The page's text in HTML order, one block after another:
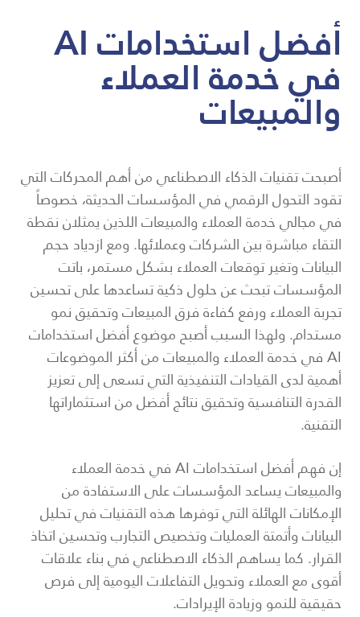
أفضل استخدامات AI
في خدمة العملاء
والمبيعات
أصبحت تقنيات الذكاء الاصطناعي من أهم المحركات التي
تقود التحول الرقمي في المؤسسات الحديثة، خصوصاً
في مجالي خدمة العملاء والمبيعات اللذين يمثلان نقطة
التقاء مباشرة بين الشركات وعملائها. ومع ازدياد حجم
البيانات وتغير توقعات العملاء بشكل مستمر، باتت
المؤسسات تبحث عن حلول ذكية تساعدها على تحسين
تجربة العملاء ورفع كفاءة فرق المبيعات وتحقيق نمو
مستدام. ولهذا السبب أصبح موضوع أفضل استخدامات
AI في خدمة العملاء والمبيعات من أكثر الموضوعات
أهمية لدى القيادات التنفيذية التي تسعى إلى تعزيز
القدرة التنافسية وتحقيق نتائج أفضل من استثماراتها
التقنية.
إن فهم أفضل استخدامات AI في خدمة العملاء
والمبيعات يساعد المؤسسات على الاستفادة من
الإمكانات الهائلة التي توفرها هذه التقنيات في تحليل
البيانات وأتمتة العمليات وتخصيص التجارب وتحسين اتخاذ
القرار. كما يساهم الذكاء الاصطناعي في بناء علاقات
أقوى مع العملاء وتحويل التفاعلات اليومية إلى فرص
حقيقية للنمو وزيادة الإيرادات.